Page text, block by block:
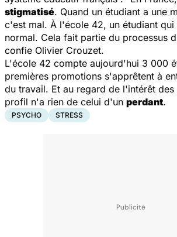
stigmatisé. Quand un étudiant a une
c'est mal. À l'école 42, un étudiant
normal. Cela fait partie du processus
confie Olivier Crouzet.
L'école 42 compte aujourd'hui 3 000
premières promotions s'apprêtent à
du travail. Et au regard de l'intérêt
profil n'a rien de celui d'un perdant.
PSYCHO STRESS